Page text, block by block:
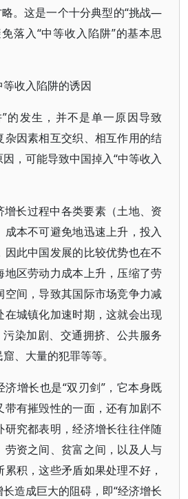
略。这是一个十分典型的“挑战—
落入“中等收入陷阱”的基本思
收入陷阱的诱因
的发生，并不是单一原因导致
杂因素相互交织、相互作用的结
，可能导致中国掉入“中等收入
增长过程中各类要素（土地、资
本不可避免地迅速上升，投入
此中国发展的比较优势也在不
地区劳动力成本上升，压缩了劳
空间，导致其国际市场竞争力减
在城镇化加速时期，这就会出现
污染加剧、交通拥挤、公共服务
、大量的犯罪等等。
济增长也是“双刃剑”，它本身既
有摧毁性的一面，还有加剧不
研究都表明，经济增长往往伴随
劳资之间、贫富之间，以及人与
积，这些矛盾如果处理不好，
造成巨大的阻碍，即“经济增长